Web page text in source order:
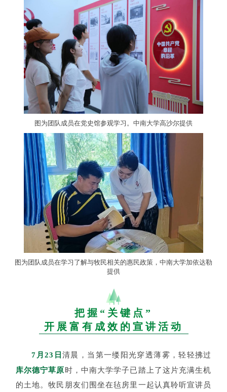
图为团队成员在党史馆参观学习。中南大学高沙尔提供
图为团队成员在学习了解与牧民相关的惠民政策，中南大学加依达勒
提供
把握“关键点”
开展富有成效的宣讲活动
7月23日清晨，当第一缕阳光穿透薄雾，轻轻拂过
库尔德宁草原 时，中南大学学子已踏上了这片充满生机
的土地。牧民朋友们围坐在毡房里一起认真聆听宣讲员